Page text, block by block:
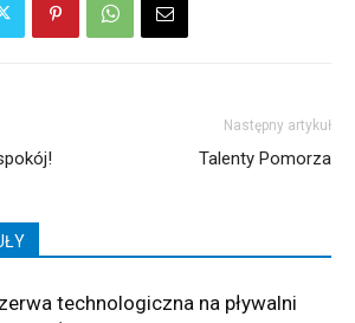
Następny artykuł
Talenty Pomorza
technologiczna na pływalni